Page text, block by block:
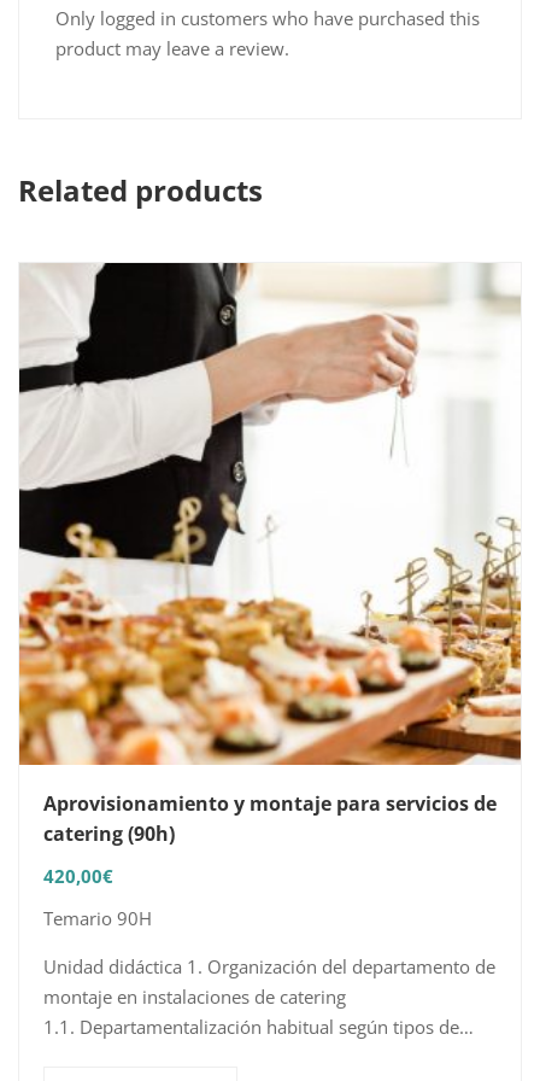
Only logged in customers who have purchased this
product may leave a review.
Related products
Aprovisionamiento y montaje para servicios de
catering (90h)
420,00€
Temario 90H
Unidad didáctica 1. Organización del departamento de
montaje en instalaciones de catering
1.1. Departamentalización habitual según tipos de